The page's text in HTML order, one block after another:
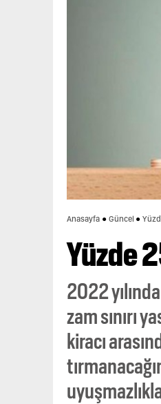
Anasayfa Güncel
Yüzde
2022
zam sınırı
kiracı